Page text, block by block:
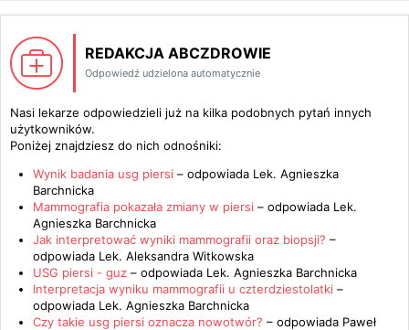
REDAKCJA ABCZDROWIE
Odpowiedź udzielona automatycznie
Nasi lekarze odpowiedzieli już na kilka podobnych pytań innych
użytkowników.
Poniżej znajdziesz do nich odnośniki:
Wynik badania usg piersi – odpowiada Lek. Agnieszka
Barchnicka
Mammografia pokazała zmiany w piersi – odpowiada Lek.
Agnieszka Barchnicka
Jak interpretować wyniki mammografii oraz biopsji? –
odpowiada Lek. Aleksandra Witkowska
USG piersi - guz – odpowiada Lek. Agnieszka Barchnicka
Interpretacja wyniku mammografii u czterdziestolatki –
odpowiada Lek. Agnieszka Barchnicka
Czy takie usg piersi oznacza nowotwór? – odpowiada Paweł